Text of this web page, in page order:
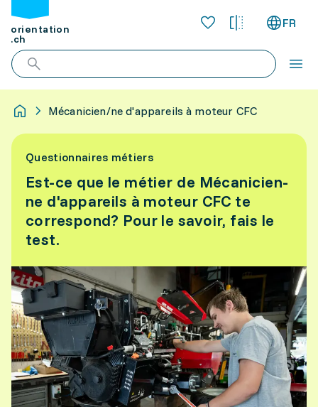
orientation
.ch
FR
Mécanicien/ne d'appareils à moteur CFC
Questionnaires métiers
Est-ce que le métier de Mécanicien-
ne d'appareils à moteur CFC te
correspond? Pour le savoir, fais le
test.